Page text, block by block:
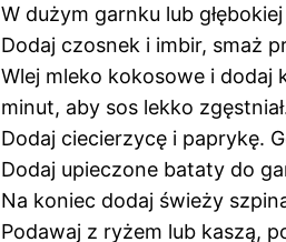
W dużym garnku lub
Dodaj czosnek i imbir, smaż
Wlej mleko kokosowe i
minut, aby sos lekko
Dodaj ciecierzycę i paprykę.
Dodaj upieczone bataty do
Na koniec dodaj świeży
Podawaj z ryżem lub kaszą,